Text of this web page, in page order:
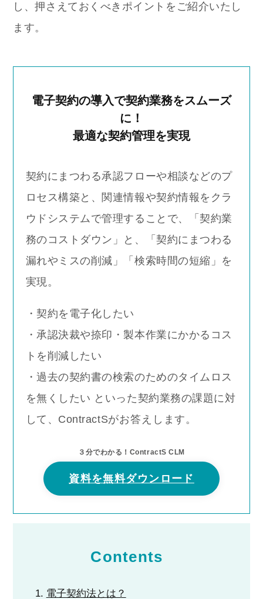
し、押さえておくべきポイントをご紹介いたし
ます。
電子契約の導入で契約業務をスムーズ
に！
最適な契約管理を実現
契約にまつわる承認フローや相談などのプ
ロセス構築と、関連情報や契約情報をクラ
ウドシステムで管理することで、「契約業
務のコストダウン」と、「契約にまつわる
漏れやミスの削減」「検索時間の短縮」を
実現。
・契約を電子化したい
・承認決裁や捺印・製本作業にかかるコス
トを削減したい
・過去の契約書の検索のためのタイムロス
を無くしたい といった契約業務の課題に対
して、ContractSがお答えします。
３分でわかる！ContractS CLM
資料を無料ダウンロード
Contents
電子契約法とは？